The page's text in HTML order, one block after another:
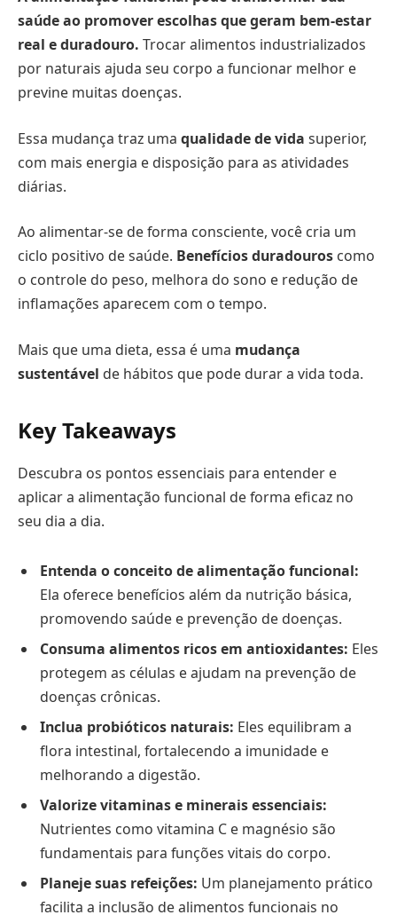
saúde ao promover escolhas que geram bem-estar
real e duradouro. Trocar alimentos industrializados
por naturais ajuda seu corpo a funcionar melhor e
previne muitas doenças.
Essa mudança traz uma qualidade de vida superior,
com mais energia e disposição para as atividades
diárias.
Ao alimentar-se de forma consciente, você cria um
ciclo positivo de saúde. Benefícios duradouros como
o controle do peso, melhora do sono e redução de
inflamações aparecem com o tempo.
Mais que uma dieta, essa é uma mudança
sustentável de hábitos que pode durar a vida toda.
Key Takeaways
Descubra os pontos essenciais para entender e
aplicar a alimentação funcional de forma eficaz no
seu dia a dia.
Entenda o conceito de alimentação funcional:
Ela oferece benefícios além da nutrição básica,
promovendo saúde e prevenção de doenças.
Consuma alimentos ricos em antioxidantes: Eles
protegem as células e ajudam na prevenção de
doenças crônicas.
Inclua probióticos naturais: Eles equilibram a
flora intestinal, fortalecendo a imunidade e
melhorando a digestão.
Valorize vitaminas e minerais essenciais:
Nutrientes como vitamina C e magnésio são
fundamentais para funções vitais do corpo.
Planeje suas refeições: Um planejamento prático
facilita a inclusão de alimentos funcionais no